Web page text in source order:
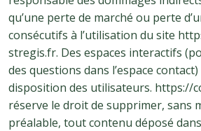
qu’une perte de marché ou perte
consécutifs à l’utilisation du site
stregis.fr. Des espaces interactifs
des questions dans l’espace
disposition des utilisateurs. https://
réserve le droit de supprimer, sans
préalable, tout contenu déposé